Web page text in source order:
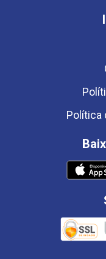
Política